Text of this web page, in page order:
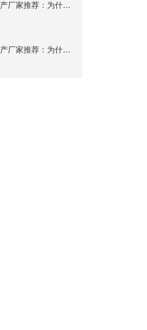
铝渣压饼机生产厂家推荐：为什么恩派特是值得信赖的选择？
钢屑压饼机生产厂家推荐：为什么恩派特是您值得信赖的选择？